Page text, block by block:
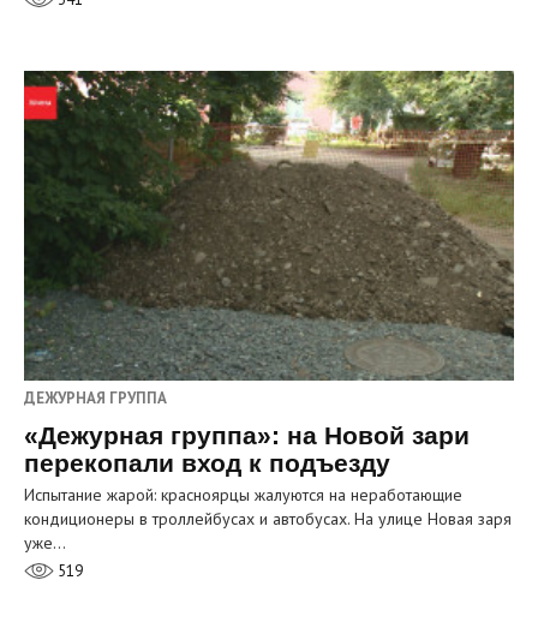
ДЕЖУРНАЯ ГРУППА
«Дежурная группа»: на Новой зари
перекопали вход к подъезду
Испытание жарой: красноярцы жалуются на неработающие
кондиционеры в троллейбусах и автобусах. На улице Новая заря
уже…
519